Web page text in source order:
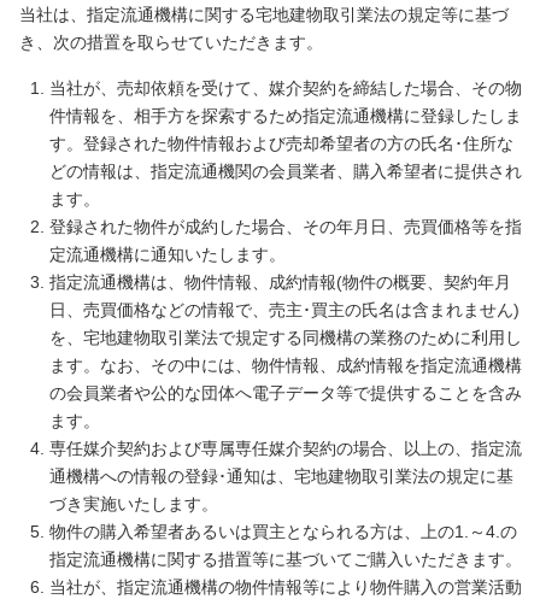
当社は、指定流通機構に関する宅地建物取引業法の規定等に基づ
き、次の措置を取らせていただきます。
当社が、売却依頼を受けて、媒介契約を締結した場合、その物
件情報を、相手方を探索するため指定流通機構に登録したしま
す。登録された物件情報および売却希望者の方の氏名･住所な
どの情報は、指定流通機関の会員業者、購入希望者に提供され
ます。
登録された物件が成約した場合、その年月日、売買価格等を指
定流通機構に通知いたします。
指定流通機構は、物件情報、成約情報(物件の概要、契約年月
日、売買価格などの情報で、売主･買主の氏名は含まれません)
を、宅地建物取引業法で規定する同機構の業務のために利用し
ます。なお、その中には、物件情報、成約情報を指定流通機構
の会員業者や公的な団体へ電子データ等で提供することを含み
ます。
専任媒介契約および専属専任媒介契約の場合、以上の、指定流
通機構への情報の登録･通知は、宅地建物取引業法の規定に基
づき実施いたします。
物件の購入希望者あるいは買主となられる方は、上の1.～4.の
指定流通機構に関する措置等に基づいてご購入いただきます。
当社が、指定流通機構の物件情報等により物件購入の営業活動